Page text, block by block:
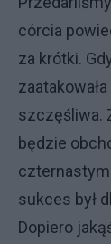
córcia
za krótki.
szczęśliwa.
będzie
sukces był
Dopiero